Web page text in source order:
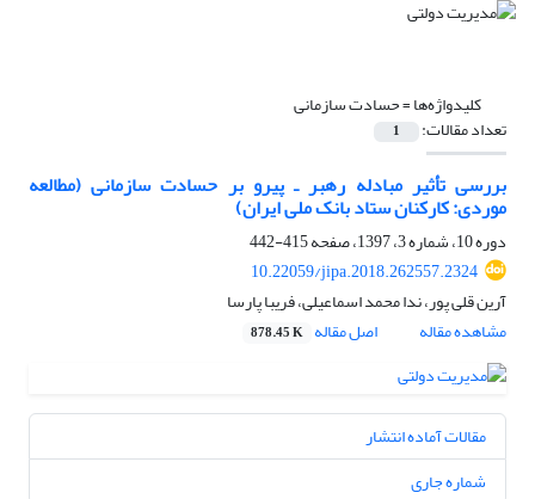
کلیدواژه‌ها =حسادت سازمانی
تعداد مقالات: 1
بررسی تأثیر مبادله رهبر ـ پیرو بر حسادت سازمانی (مطالعه
موردی: کارکنان ستاد بانک ملی ایران)
دوره 10، شماره 3، 1397، صفحه
415-442
10.22059/jipa.2018.262557.2324
آرین قلی پور، ندا محمد اسماعیلی، فریبا پارسا
مشاهده مقاله
اصل مقاله 878.45 K
مقالات آماده انتشار
شماره جاری